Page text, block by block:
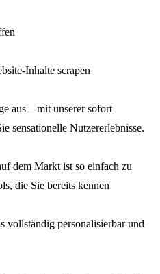
Inhalte scrapen
aus – mit unserer sofort
sensationelle Nutzererlebnisse.
dem Markt ist so einfach zu
die Sie bereits kennen
vollständig personalisierbar und